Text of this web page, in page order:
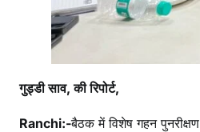
गुड्डी साव, की रिपोर्ट,
Ranchi:-बैठक में विशेष गहन